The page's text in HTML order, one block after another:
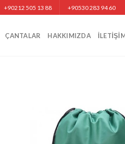
+90212 505 13 88 +90530 283 94 60
ÇANTALAR HAKKIMIZDA